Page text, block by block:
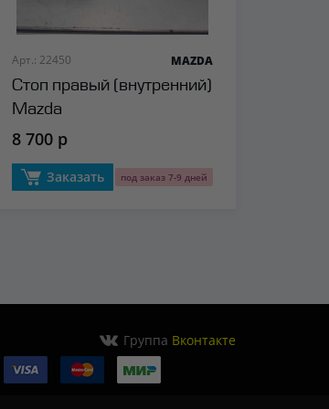
Арт.: 22450
Стоп правый (внутренний)
Mazda
MAZDA
8 700 р
Заказать под заказ 7-9 дней
Группа Вконтакте